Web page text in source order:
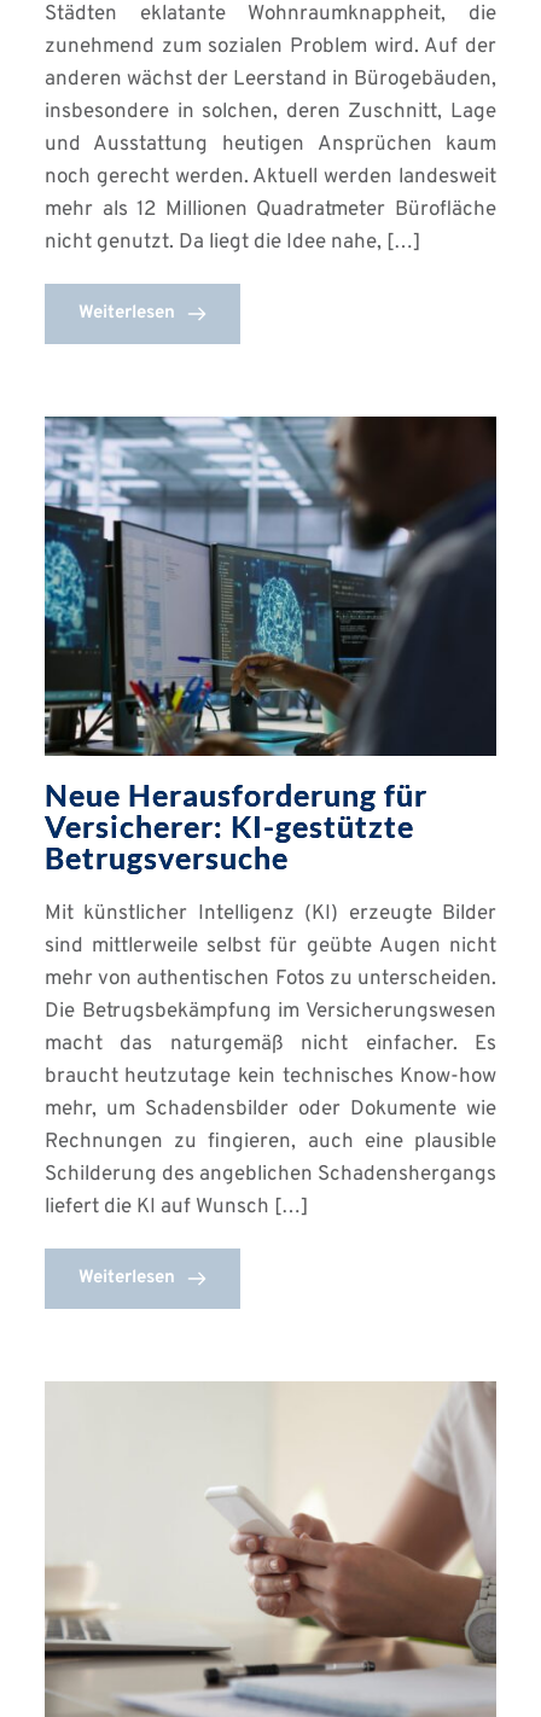
Städten eklatante Wohnraumknappheit, die
zunehmend zum sozialen Problem wird. Auf der
anderen wächst der Leerstand in Bürogebäuden,
insbesondere in solchen, deren Zuschnitt, Lage
und Ausstattung heutigen Ansprüchen kaum
noch gerecht werden. Aktuell werden landesweit
mehr als 12 Millionen Quadratmeter Bürofläche
nicht genutzt. Da liegt die Idee nahe, […]
Weiterlesen
Neue Herausforderung für
Versicherer: KI-gestützte
Betrugsversuche
Mit künstlicher Intelligenz (KI) erzeugte Bilder
sind mittlerweile selbst für geübte Augen nicht
mehr von authentischen Fotos zu unterscheiden.
Die Betrugsbekämpfung im Versicherungswesen
macht das naturgemäß nicht einfacher. Es
braucht heutzutage kein technisches Know-how
mehr, um Schadensbilder oder Dokumente wie
Rechnungen zu fingieren, auch eine plausible
Schilderung des angeblichen Schadenshergangs
liefert die KI auf Wunsch […]
Weiterlesen